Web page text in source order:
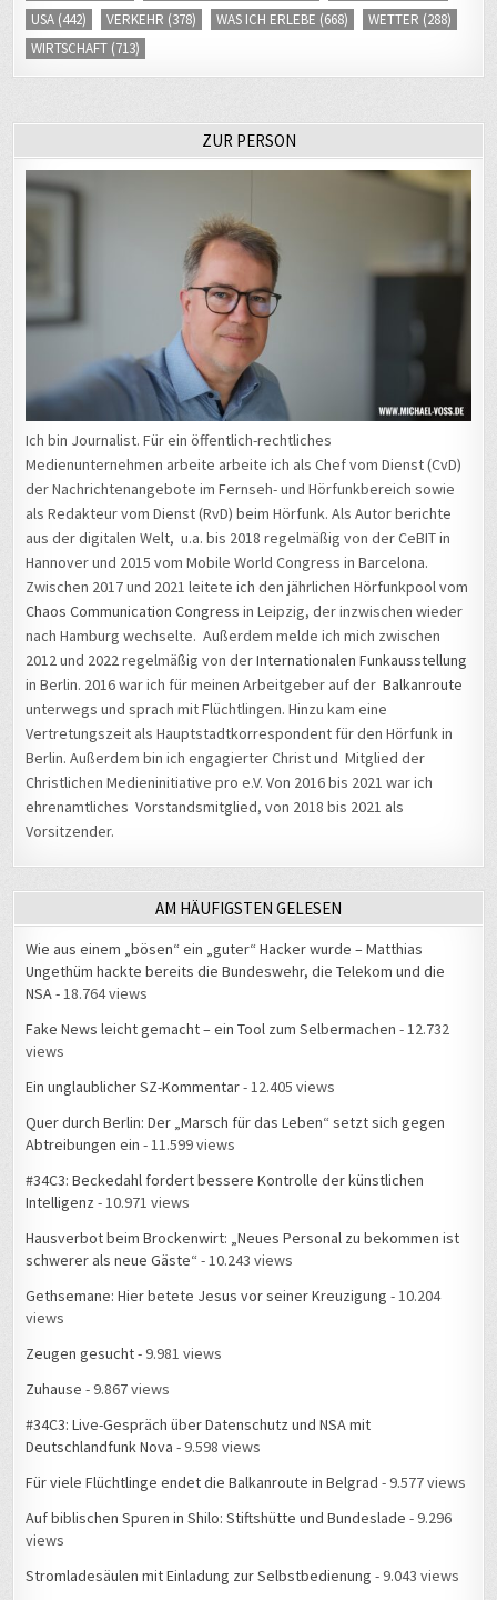
USA (442) VERKEHR (378) WAS ICH ERLEBE (668) WETTER (288)
WIRTSCHAFT (713)
ZUR PERSON
Ich bin Journalist. Für ein öffentlich-rechtliches
Medienunternehmen arbeite arbeite ich als Chef vom Dienst (CvD)
der Nachrichtenangebote im Fernseh- und Hörfunkbereich sowie
als Redakteur vom Dienst (RvD) beim Hörfunk. Als Autor berichte
aus der digitalen Welt, u.a. bis 2018 regelmäßig von der CeBIT in
Hannover und 2015 vom Mobile World Congress in Barcelona.
Zwischen 2017 und 2021 leitete ich den jährlichen Hörfunkpool vom
Chaos Communication Congress in Leipzig, der inzwischen wieder
nach Hamburg wechselte. Außerdem melde ich mich zwischen
2012 und 2022 regelmäßig von derInternationalen Funkausstellung
in Berlin. 2016 war ich für meinen Arbeitgeber auf derBalkanroute
unterwegs und sprach mit Flüchtlingen. Hinzu kam eine
Vertretungszeit als Hauptstadtkorrespondent für den Hörfunk in
Berlin. Außerdem bin ich engagierter Christ und Mitglied der
Christlichen Medieninitiative pro e.V. Von 2016 bis 2021 war ich
ehrenamtliches Vorstandsmitglied, von 2018 bis 2021 als
Vorsitzender.
AM HÄUFIGSTEN GELESEN
Wie aus einem „bösen“ ein „guter“ Hacker wurde – Matthias
Ungethüm hackte bereits die Bundeswehr, die Telekom und die
NSA- 18.764 views
Fake News leicht gemacht – ein Tool zum Selbermachen - 12.732
views
Ein unglaublicher SZ-Kommentar- 12.405 views
Quer durch Berlin: Der „Marsch für das Leben“ setzt sich gegen
Abtreibungen ein - 11.599 views
#34C3: Beckedahl fordert bessere Kontrolle der künstlichen
Intelligenz - 10.971 views
Hausverbot beim Brockenwirt: „Neues Personal zu bekommen ist
schwerer als neue Gäste“ - 10.243 views
Gethsemane: Hier betete Jesus vor seiner Kreuzigung - 10.204
views
Zeugen gesucht- 9.981 views
Zuhause - 9.867 views
#34C3: Live-Gespräch über Datenschutz und NSA mit
Deutschlandfunk Nova - 9.598 views
Für viele Flüchtlinge endet die Balkanroute in Belgrad - 9.577 views
Auf biblischen Spuren in Shilo: Stiftshütte und Bundeslade - 9.296
views
Stromladesäulen mit Einladung zur Selbstbedienung - 9.043 views